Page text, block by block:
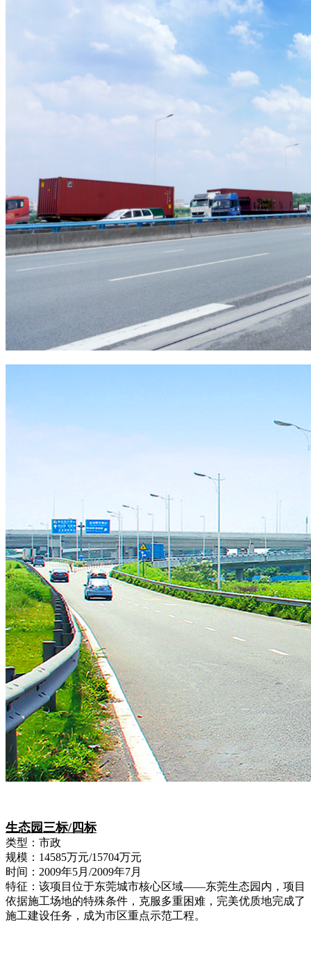
生态园三标/四标
类型：市政
规模：14585万元/15704万元
时间：2009年5月/2009年7月
特征：该项目位于东莞城市核心区域——东莞生态园内，项目
依据施工场地的特殊条件，克服多重困难，完美优质地完成了
施工建设任务，成为市区重点示范工程。